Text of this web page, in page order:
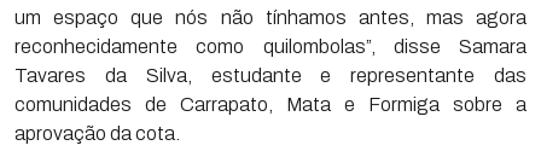
um espaço que nós não tínhamos antes, mas agora
reconhecidamente como quilombolas”, disse Samara
Tavares da Silva, estudante e representante das
comunidades de Carrapato, Mata e Formiga sobre a
aprovação da cota.